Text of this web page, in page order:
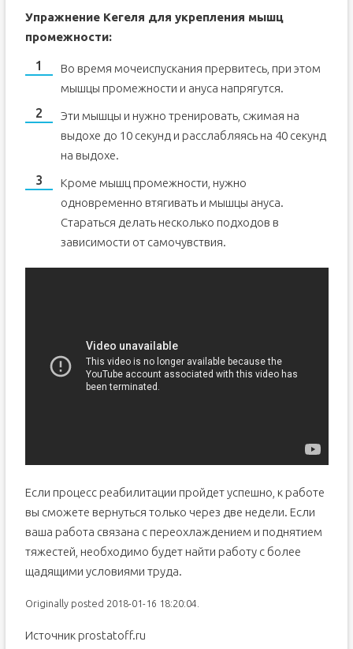
Упражнение Кегеля для укрепления мышц
промежности:
Во время мочеиспускания прервитесь, при этом
мышцы промежности и ануса напрягутся.
Эти мышцы и нужно тренировать, сжимая на
выдохе до 10 секунд и расслабляясь на 40 секунд
на выдохе.
Кроме мышц промежности, нужно
одновременно втягивать и мышцы ануса.
Стараться делать несколько подходов в
зависимости от самочувствия.
Если процесс реабилитации пройдет успешно, к работе
вы сможете вернуться только через две недели. Если
ваша работа связана с переохлаждением и поднятием
тяжестей, необходимо будет найти работу с более
щадящими условиями труда.
Originally posted 2018-01-16 18:20:04.
Источник prostatoff.ru